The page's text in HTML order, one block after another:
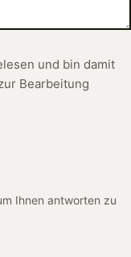
und bin damit
Bearbeitung
Ihnen antworten zu